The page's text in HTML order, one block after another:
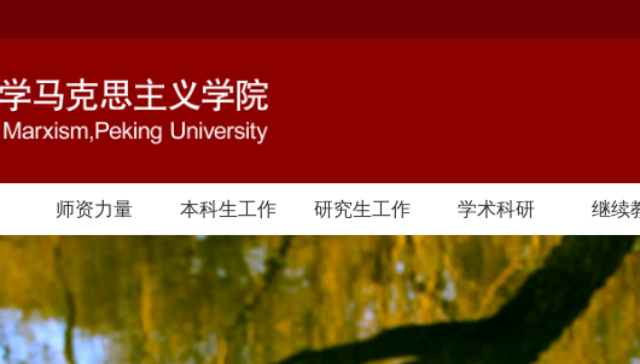
师资力量 本科生工作 研究生工作 学术科研 继续